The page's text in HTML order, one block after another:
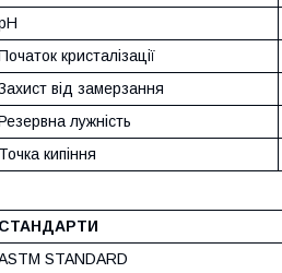
кристалізації
від замерзання
лужність
Точка кипіння
СТАНДАРТИ
STANDARD